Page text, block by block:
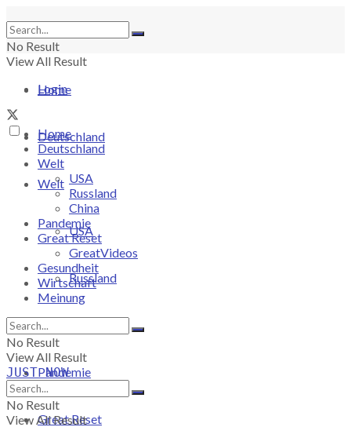
No Result
View All Result
Login
Home
Deutschland
Welt
USA
Russland
Pandemie
Great Reset
Home
Deutschland
Welt
USA
Russland
China
Pandemie
Great Reset
GreatVideos
Gesundheit
Wirtschaft
Meinung
No Result
View All Result
JUST-NOW
No Result
View All Result